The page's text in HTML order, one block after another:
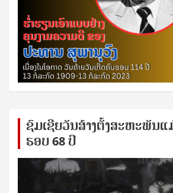
ຊົ​ມ​ເຊີຍ​ວັນ​ສ້າງ​ຕັ້ງ​ສະ​ຫະ​ພັນ​ແ
ຮອບ 68 ປິ